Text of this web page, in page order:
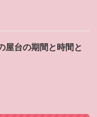
屋台の期間と時間と